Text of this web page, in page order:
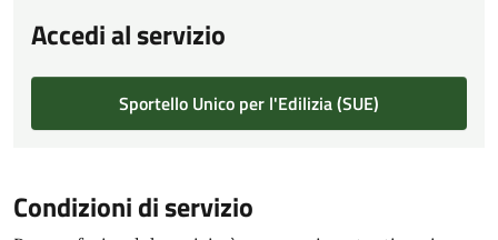
Accedi al servizio
Sportello Unico per l'Edilizia (SUE)
Condizioni di servizio